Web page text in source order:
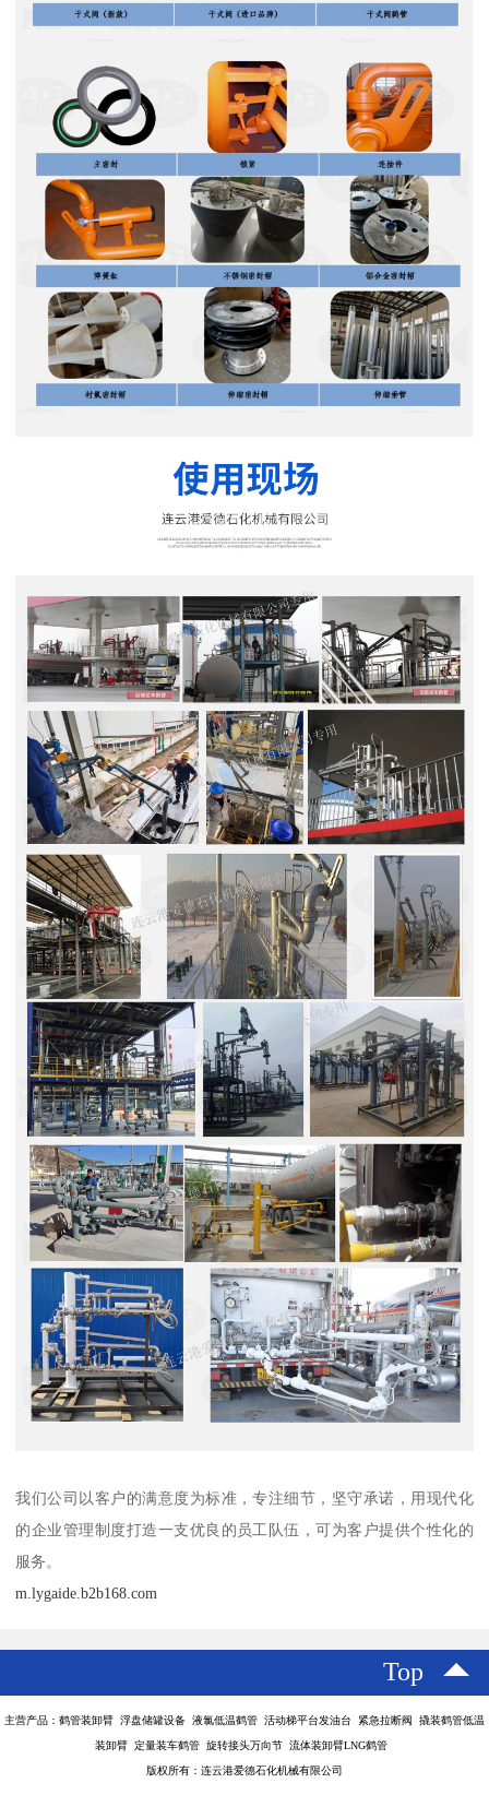
我们公司以客户的满意度为标准，专注细节，坚守承诺，用现代化
的企业管理制度打造一支优良的员工队伍，可为客户提供个性化的
服务。
m.lygaide.b2b168.com
Top
主营产品：鹤管装卸臂 浮盘储罐设备 液氯低温鹤管 活动梯平台发油台 紧急拉断阀 撬装鹤管低温
装卸臂 定量装车鹤管 旋转接头万向节 流体装卸臂LNG鹤管
版权所有：连云港爱德石化机械有限公司